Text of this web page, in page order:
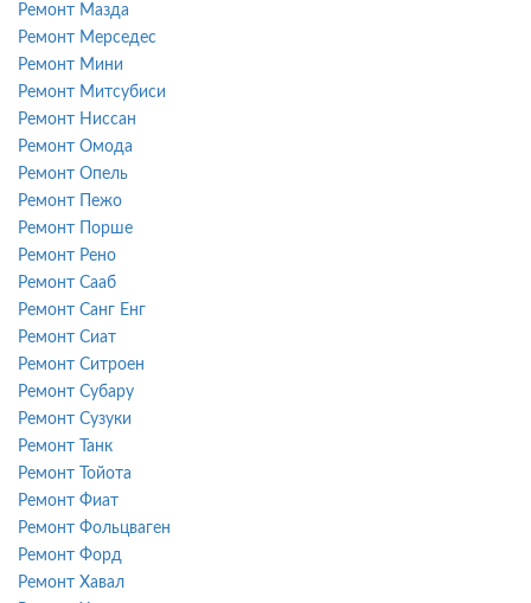
Ремонт Мазда
Ремонт Мерседес
Ремонт Мини
Ремонт Митсубиси
Ремонт Ниссан
Ремонт Омода
Ремонт Опель
Ремонт Пежо
Ремонт Порше
Ремонт Рено
Ремонт Сааб
Ремонт Санг Енг
Ремонт Сиат
Ремонт Ситроен
Ремонт Субару
Ремонт Сузуки
Ремонт Танк
Ремонт Тойота
Ремонт Фиат
Ремонт Фольцваген
Ремонт Форд
Ремонт Хавал